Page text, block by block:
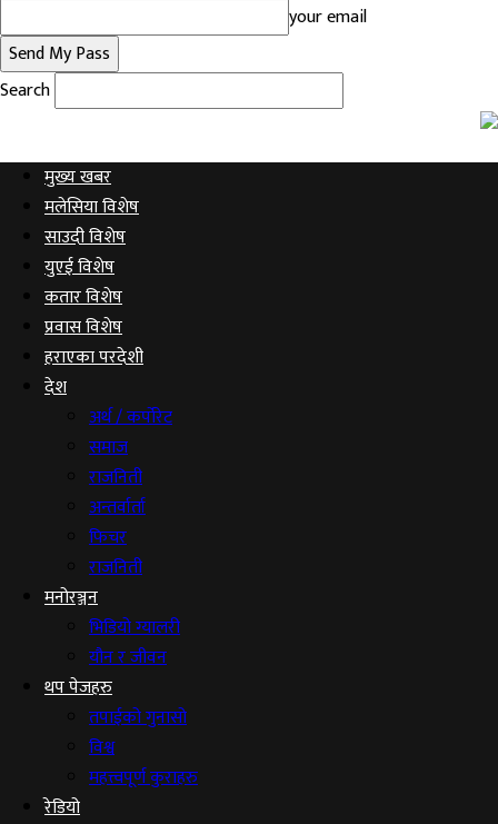
your email
Search
मुख्य खबर
मलेसिया विशेष
साउदी विशेष
युएई विशेष
कतार विशेष
प्रवास विशेष
हराएका परदेशी
देश
अर्थ / कर्पोरेट
समाज
राजनिती
अन्तर्वार्ता
फिचर
राजनिती
मनोरञ्जन
भिडियो ग्यालरी
यौन र जीवन
थप पेजहरु
तपाईको गुनासो
विश्व
महत्त्वपूर्ण कुराहरु
रेडियो